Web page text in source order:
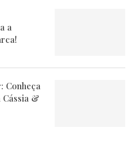
a
Conheça
Cássia &